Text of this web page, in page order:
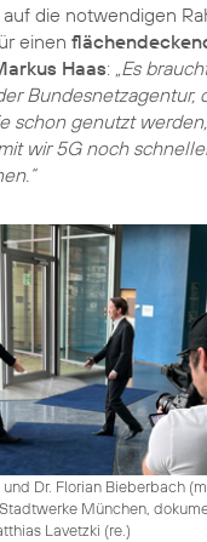
die notwendigen
einen
Haas: „Es
Bundesnetzagentur,
schon genutzt
wir 5G noch
Dr. Florian Bieberbach
München,
Lavetzki (re.)